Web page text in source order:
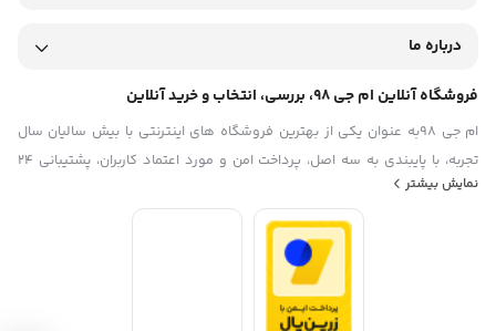
درباره ما
فروشگاه آنلاین ام جی 98، بررسی، انتخاب و خرید آنلاین
ام جی 98به عنوان یکی از بهترین فروشگاه های اینترنتی با بیش سالیان سال
تجربه، با پایبندی به سه اصل، پرداخت امن و مورد اعتماد کاربران، پشتیبانی 24
ساعته و تضمین اصل‌بودن کالا موفق شده تا همگام با فروشگاه‌های معتبر
ایران، به یکی از بهترین فروشگاه اینترنتی ایران تبدیل شود. به محض ورود به
سایت ام جی 98 با دنیایی از کالا رو به رو می‌شوید! هر آنچه که نیاز دارید و به
ذهن شما خطور می‌کند در اینجا پیدا خواهید کرد.تشکر از همراهی و اعتماد
نمایش بیشتر